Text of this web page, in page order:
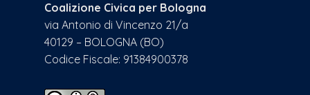
Coalizione Civica per Bologna
via Antonio di Vincenzo 21/a
40129 – BOLOGNA (BO)
Codice Fiscale: 91384900378